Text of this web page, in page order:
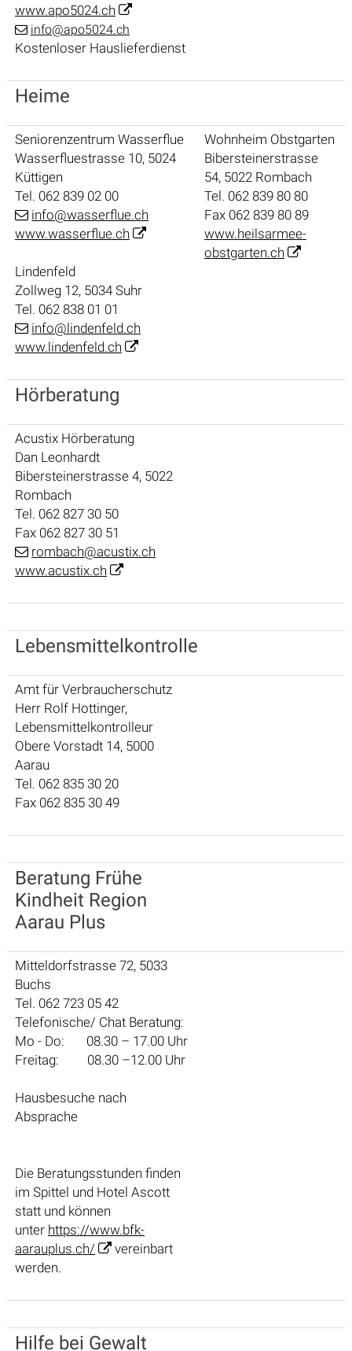
www.apo5024.ch
info@apo5024.ch
Kostenloser Hauslieferdienst
Heime
Seniorenzentrum Wasserflue
Wasserfluestrasse 10, 5024
Küttigen
Tel. 062 839 02 00
info@wasserflue.ch
www.wasserflue.ch
Lindenfeld
Zollweg 12, 5034 Suhr
Tel. 062 838 01 01
info@lindenfeld.ch
www.lindenfeld.ch
Wohnheim Obstgarten
Bibersteinerstrasse
54, 5022 Rombach
Tel. 062 839 80 80
Fax 062 839 80 89
www.heilsarmee-
obstgarten.ch
Hörberatung
Acustix Hörberatung
Dan Leonhardt
Bibersteinerstrasse 4, 5022
Rombach
Tel. 062 827 30 50
Fax 062 827 30 51
rombach@acustix.ch
www.acustix.ch
Lebensmittelkontrolle
Amt für Verbraucherschutz
Herr Rolf Hottinger,
Lebensmittelkontrolleur
Obere Vorstadt 14, 5000
Aarau
Tel. 062 835 30 20
Fax 062 835 30 49
Beratung Frühe
Kindheit Region
Aarau Plus
Mitteldorfstrasse 72, 5033
Buchs
Tel. 062 723 05 42
Telefonische/ Chat Beratung:
Mo - Do: 08.30 – 17.00 Uhr
Freitag: 08.30 –12.00 Uhr
Hausbesuche nach
Absprache
Die Beratungsstunden finden
im Spittel und Hotel Ascott
statt und können
unter https://www.bfk-
aarauplus.ch/
vereinbart
werden.
Hilfe bei Gewalt